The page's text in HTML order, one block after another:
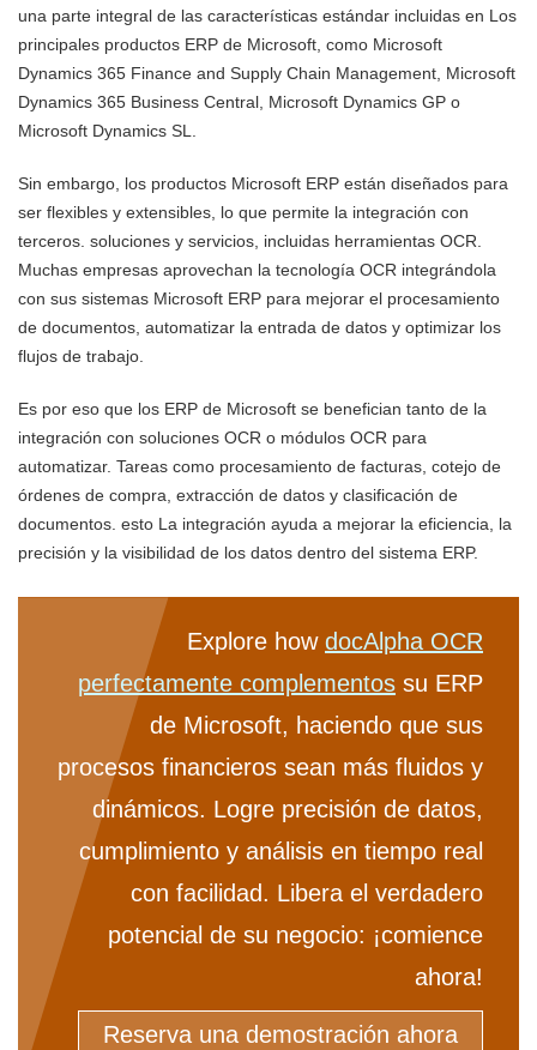
una parte integral de las características estándar incluidas en Los
principales productos ERP de Microsoft, como Microsoft
Dynamics 365 Finance and Supply Chain Management, Microsoft
Dynamics 365 Business Central, Microsoft Dynamics GP o
Microsoft Dynamics SL.
Sin embargo, los productos Microsoft ERP están diseñados para
ser flexibles y extensibles, lo que permite la integración con
terceros. soluciones y servicios, incluidas herramientas OCR.
Muchas empresas aprovechan la tecnología OCR integrándola
con sus sistemas Microsoft ERP para mejorar el procesamiento
de documentos, automatizar la entrada de datos y optimizar los
flujos de trabajo.
Es por eso que los ERP de Microsoft se benefician tanto de la
integración con soluciones OCR o módulos OCR para
automatizar. Tareas como procesamiento de facturas, cotejo de
órdenes de compra, extracción de datos y clasificación de
documentos. esto La integración ayuda a mejorar la eficiencia, la
precisión y la visibilidad de los datos dentro del sistema ERP.
Explore how docAlpha OCR
perfectamente complementos su ERP
de Microsoft, haciendo que sus
procesos financieros sean más fluidos y
dinámicos. Logre precisión de datos,
cumplimiento y análisis en tiempo real
con facilidad. Libera el verdadero
potencial de su negocio: ¡comience
ahora!
Reserva una demostración ahora